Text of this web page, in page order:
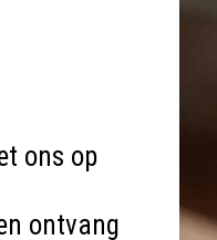
ons op
ontvang